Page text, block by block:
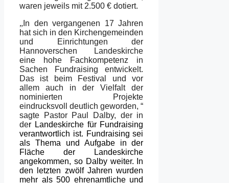
waren jeweils mit 2.500 € dotiert.
„ In den vergangenen 17 Jahren
hat sich in den Kirchengemeinden
und Einrichtungen der
Hannoverschen Landeskirche
eine hohe Fachkompetenz in
Sachen Fundraising entwickelt.
Das ist beim Festival und vor
allem auch in der Vielfalt der
nominierten Projekte
eindrucksvoll deutlich geworden, “
sagte Pastor Paul Dalby, der in
der Landeskirche für Fundraising
verantwortlich ist. Fundraising sei
als Thema und Aufgabe in der
Fläche der Landeskirche
angekommen, so Dalby weiter. In
den letzten zwölf Jahren wurden
mehr als 500 ehrenamtliche und